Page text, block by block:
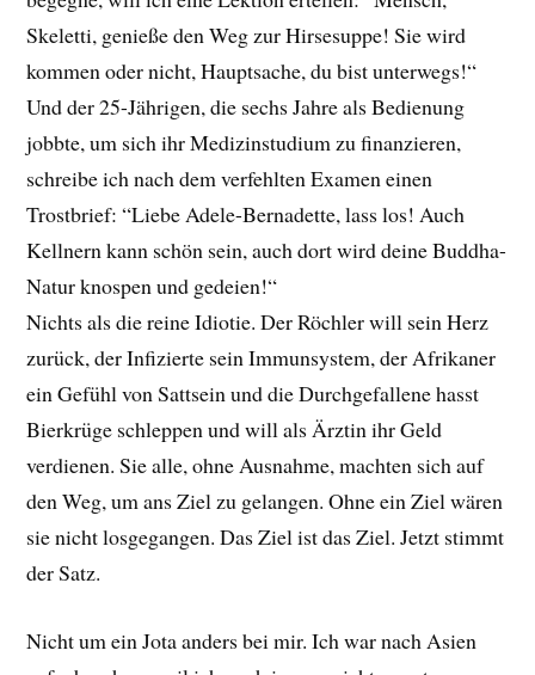
Skeletti, genieße den Weg zur Hirsesuppe! Sie wird
kommen oder nicht, Hauptsache, du bist unterwegs!“
Und der 25-Jährigen, die sechs Jahre als Bedienung
jobbte, um sich ihr Medizinstudium zu finanzieren,
schreibe ich nach dem verfehlten Examen einen
Trostbrief: “Liebe Adele-Bernadette, lass los! Auch
Kellnern kann schön sein, auch dort wird deine Buddha-
Natur knospen und gedeien!“
Nichts als die reine Idiotie. Der Röchler will sein Herz
zurück, der Infizierte sein Immunsystem, der Afrikaner
ein Gefühl von Sattsein und die Durchgefallene hasst
Bierkrüge schleppen und will als Ärztin ihr Geld
verdienen. Sie alle, ohne Ausnahme, machten sich auf
den Weg, um ans Ziel zu gelangen. Ohne ein Ziel wären
sie nicht losgegangen. Das Ziel ist das Ziel. Jetzt stimmt
der Satz.
Nicht um ein Jota anders bei mir. Ich war nach Asien